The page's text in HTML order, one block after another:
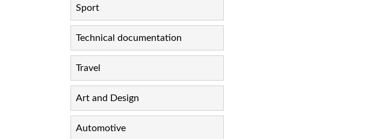
Sport
Technical documentation
Travel
Art and Design
Automotive